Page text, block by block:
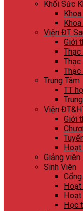
Khối Sức
Viện ĐT
Giới
Thạc
Thạc
Thạc
Trung Tâm
TT
Viện
Giới
Giảng viên
Sinh Viên
Học